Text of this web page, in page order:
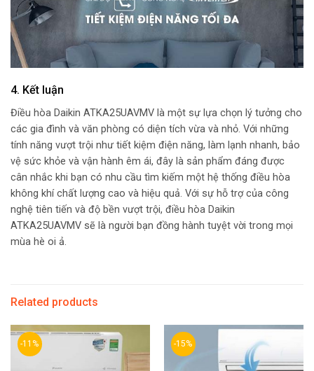
4. Kết luận
Điều hòa Daikin ATKA25UAVMV là một sự lựa chọn lý tưởng cho
các gia đình và văn phòng có diện tích vừa và nhỏ. Với những
tính năng vượt trội như tiết kiệm điện năng, làm lạnh nhanh, bảo
vệ sức khỏe và vận hành êm ái, đây là sản phẩm đáng được
cân nhắc khi bạn có nhu cầu tìm kiếm một hệ thống điều hòa
không khí chất lượng cao và hiệu quả. Với sự hỗ trợ của công
nghệ tiên tiến và độ bền vượt trội, điều hòa Daikin
ATKA25UAVMV sẽ là người bạn đồng hành tuyệt vời trong mọi
mùa hè oi ả.
Related products
-11% -15%